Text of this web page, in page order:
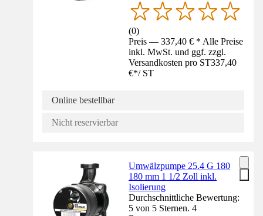
(0)
Preis — 337,40 € * Alle Preise
inkl. MwSt. und ggf. zzgl.
Versandkosten pro ST337,40
€*/ ST
Online bestellbar
Nicht reservierbar
Umwälzpumpe 25.4 G 180
180 mm 1 1/2 Zoll inkl.
Isolierung
Durchschnittliche Bewertung:
5 von 5 Sternen. 4